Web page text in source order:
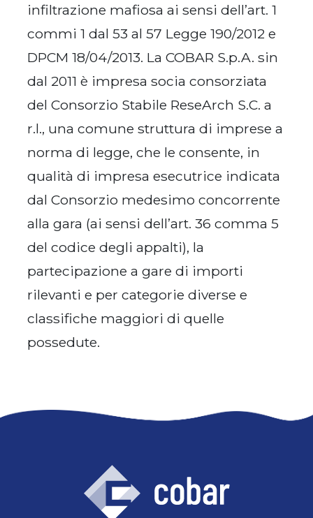
infiltrazione mafiosa ai sensi dell’art. 1
commi 1 dal 53 al 57 Legge 190/2012 e
DPCM 18/04/2013. La COBAR S.p.A. sin
dal 2011 è impresa socia consorziata
del Consorzio Stabile ReseArch S.C. a
r.l., una comune struttura di imprese a
norma di legge, che le consente, in
qualità di impresa esecutrice indicata
dal Consorzio medesimo concorrente
alla gara (ai sensi dell’art. 36 comma 5
del codice degli appalti), la
partecipazione a gare di importi
rilevanti e per categorie diverse e
classifiche maggiori di quelle
possedute.